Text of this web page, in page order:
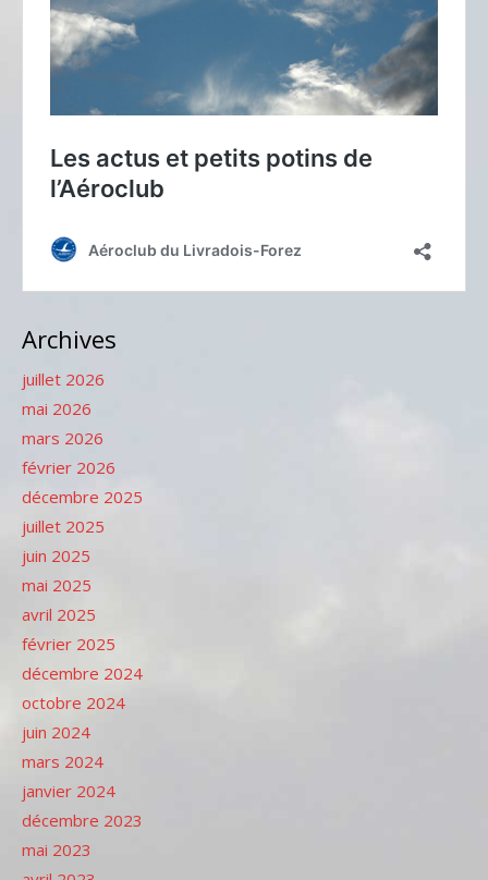
Archives
juillet 2026
mai 2026
mars 2026
février 2026
décembre 2025
juillet 2025
juin 2025
mai 2025
avril 2025
février 2025
décembre 2024
octobre 2024
juin 2024
mars 2024
janvier 2024
décembre 2023
mai 2023